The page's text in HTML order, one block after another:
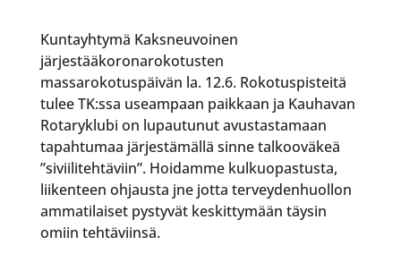
Kuntayhtymä Kaksneuvoinen
järjestääkoronarokotusten
massarokotuspäivän la. 12.6. Rokotuspisteitä
tulee TK:ssa useampaan paikkaan ja Kauhavan
Rotaryklubi on lupautunut avustastamaan
tapahtumaa järjestämällä sinne talkooväkeä
”siviilitehtäviin”. Hoidamme kulkuopastusta,
liikenteen ohjausta jne jotta terveydenhuollon
ammatilaiset pystyvät keskittymään täysin
omiin tehtäviinsä.